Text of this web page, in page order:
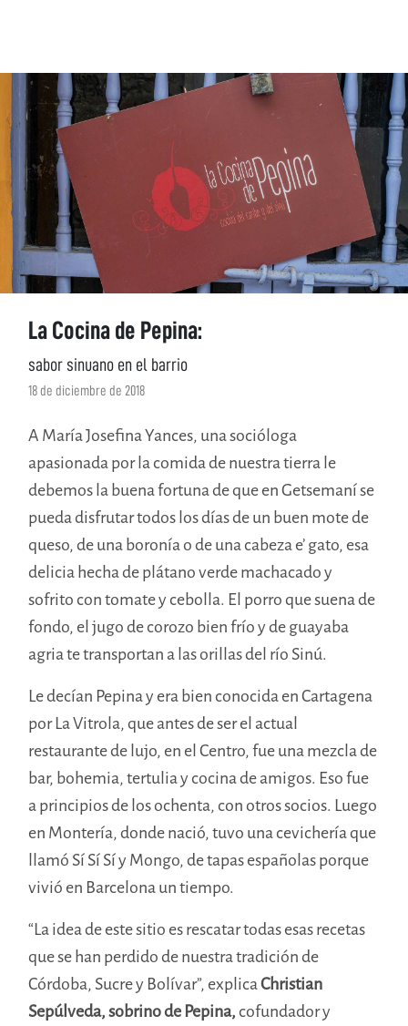
La Cocina de Pepina:
sabor sinuano en el barrio
18 de diciembre de 2018
A María Josefina Yances, una socióloga
apasionada por la comida de nuestra tierra le
debemos la buena fortuna de que en Getsemaní se
pueda disfrutar todos los días de un buen mote de
queso, de una boronía o de una cabeza e’ gato, esa
delicia hecha de plátano verde machacado y
sofrito con tomate y cebolla. El porro que suena de
fondo, el jugo de corozo bien frío y de guayaba
agria te transportan a las orillas del río Sinú.
Le decían Pepina y era bien conocida en Cartagena
por La Vitrola, que antes de ser el actual
restaurante de lujo, en el Centro, fue una mezcla de
bar, bohemia, tertulia y cocina de amigos. Eso fue
a principios de los ochenta, con otros socios. Luego
en Montería, donde nació, tuvo una cevichería que
llamó Sí Sí Sí y Mongo, de tapas españolas porque
vivió en Barcelona un tiempo.
“La idea de este sitio es rescatar todas esas recetas
que se han perdido de nuestra tradición de
Córdoba, Sucre y Bolívar”, explicaChristian
Sepúlveda, sobrino de Pepina,cofundador y